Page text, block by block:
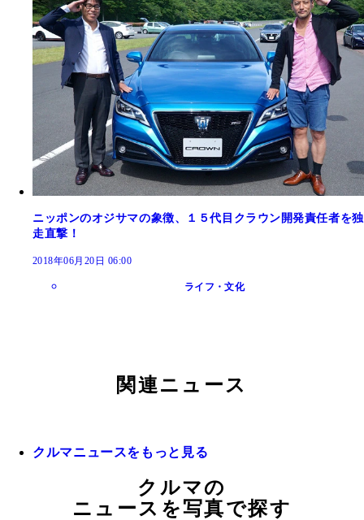
ニッポンのオジサマの象徴、１５代目クラウン開発責任者を独
走直撃！
2018年06月20日 06:00
ライフ・文化
関連ニュース
クルマニュースをもっと見る
クルマの
ニュースを写真で探す